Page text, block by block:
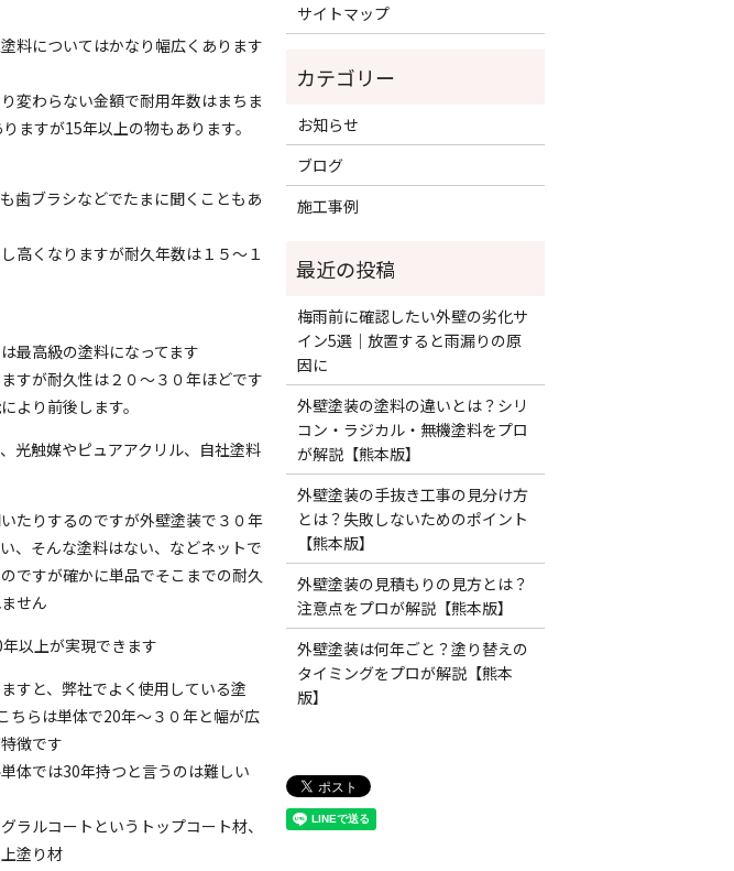
料についてはかなり幅広くあります
変わらない金額で耐用年数はまちま
ますが15年以上の物もあります。
歯ブラシなどでたまに聞くこともあ
高くなりますが耐久年数は１５〜１
最高級の塗料になってます
すが耐久性は２０〜３０年ほどです
より前後します。
光触媒やピュアアクリル、自社塗料
たりするのですが外壁塗装で３０年
、そんな塗料はない、などネットで
ですが確かに単品でそこまでの耐久
せん
以上が実現できます
すと、弊社でよく使用している塗
ちらは単体で20年〜３０年と幅が広
徴です
体では30年持つと言うのは難しい
ラルコートというトップコート材、
塗り材
サイトマップ
お知らせ
ブログ
施工事例
梅雨前に確認したい外壁の劣化サ
イン5選｜放置すると雨漏りの原
因に
外壁塗装の塗料の違いとは？シリ
コン・ラジカル・無機塗料をプロ
が解説【熊本版】
外壁塗装の手抜き工事の見分け方
とは？失敗しないためのポイント
【熊本版】
外壁塗装の見積もりの見方とは？
注意点をプロが解説【熊本版】
外壁塗装は何年ごと？塗り替えの
タイミングをプロが解説【熊本
版】